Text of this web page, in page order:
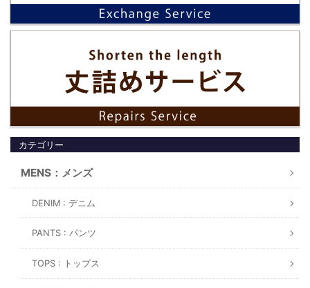
カテゴリー
MENS：メンズ
DENIM : デニム
PANTS : パンツ
TOPS : トップス